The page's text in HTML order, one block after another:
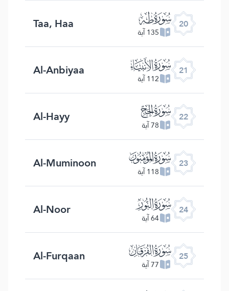
20 ﮠ
135 آية Taa, Haa
21 ﮡ
112 آية Al-Anbiyaa
22 ﮢ
78 آية Al-Hayy
23 ﮣ
118 آية Al-Muminoon
24 ﮤ
64 آية Al-Noor
25 ﮥ
77 آية Al-Furqaan